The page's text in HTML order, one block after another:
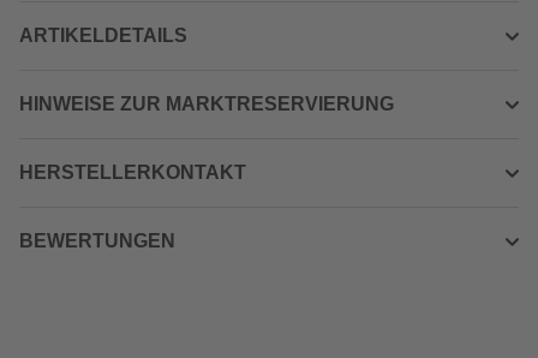
ARTIKELDETAILS
HINWEISE ZUR MARKTRESERVIERUNG
HERSTELLERKONTAKT
BEWERTUNGEN